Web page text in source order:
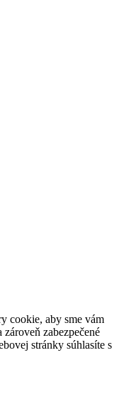
cookie, aby sme vám
zabezpečené
stránky súhlasíte s